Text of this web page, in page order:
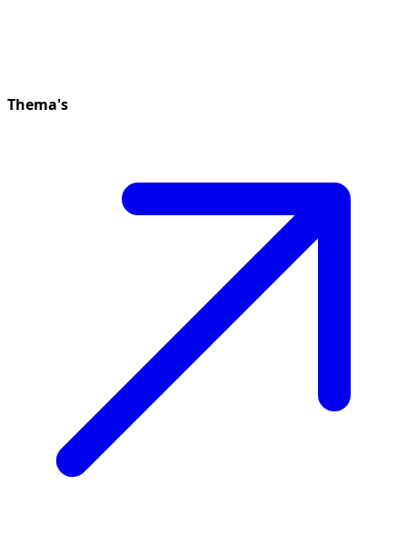
Thema's